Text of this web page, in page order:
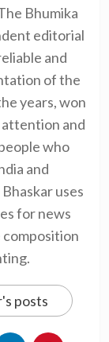
Bhumika
editorial
and
of the
years, won
and
who
and
uses
for news
posts